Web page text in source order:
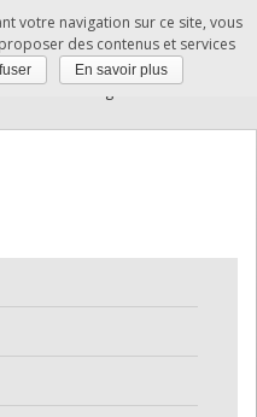
distance et digitalisation -Edition
votre navigation sur ce site, vous
des contenus et services
En savoir plus